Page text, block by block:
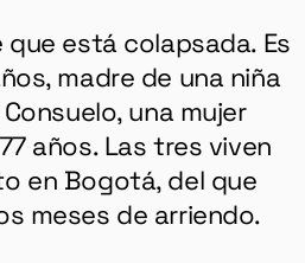
está colapsada. Es
madre de una niña
una mujer
años. Las tres viven
en Bogotá, del que
meses de arriendo.